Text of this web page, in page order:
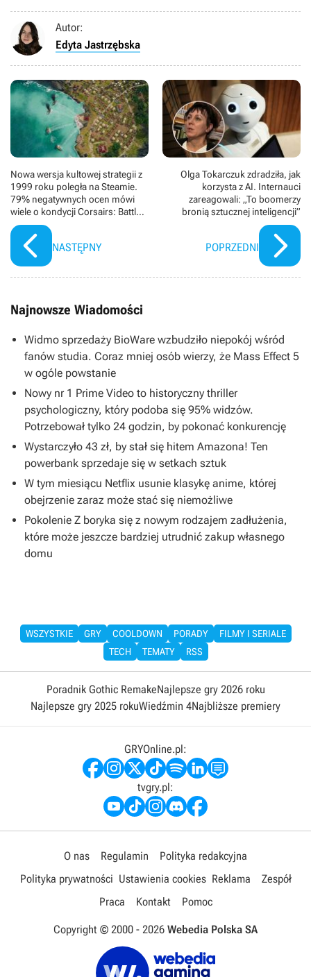
Autor:
Edyta Jastrzębska
Nowa wersja kultowej strategii z
1999 roku poległa na Steamie.
79% negatywnych ocen mówi
wiele o kondycji Corsairs: Battle
of the Caribbean
NASTĘPNY
Olga Tokarczuk zdradziła, jak
korzysta z AI. Internauci
zareagowali: „To boomerzy
bronią sztucznej inteligencji”
POPRZEDNI
Najnowsze Wiadomości
Widmo sprzedaży BioWare wzbudziło niepokój wśród
fanów studia. Coraz mniej osób wierzy, że Mass Effect 5
w ogóle powstanie
Nowy nr 1 Prime Video to historyczny thriller
psychologiczny, który podoba się 95% widzów.
Potrzebował tylko 24 godzin, by pokonać konkurencję
Wystarczyło 43 zł, by stał się hitem Amazona! Ten
powerbank sprzedaje się w setkach sztuk
W tym miesiącu Netflix usunie klasykę anime, której
obejrzenie zaraz może stać się niemożliwe
Pokolenie Z boryka się z nowym rodzajem zadłużenia,
które może jeszcze bardziej utrudnić zakup własnego
domu
WSZYSTKIE GRY COOLDOWN PORADY
FILMY I SERIALE
TECH
TEMATY RSS
Poradnik Gothic RemakeNajlepsze gry 2026 roku
Najlepsze gry 2025 rokuWiedźmin 4Najbliższe premiery
GRYOnline.pl:
tvgry.pl:
O nas Regulamin
Polityka redakcyjna
Polityka prywatności Ustawienia cookies Reklama
Zespół
Praca
Kontakt Pomoc
Copyright © 2000 - 2026 Webedia Polska SA